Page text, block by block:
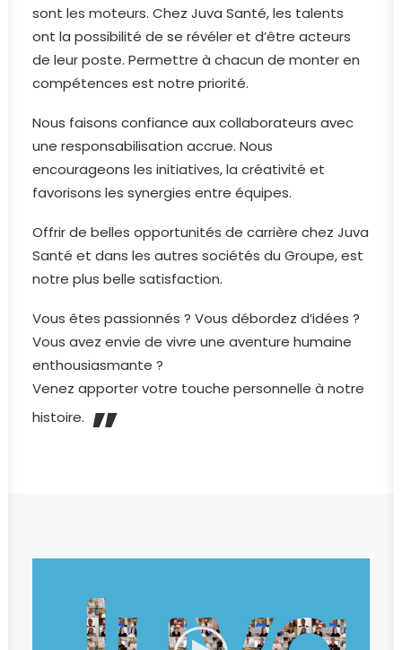
sont les moteurs. Chez Juva Santé, les talents
ont la possibilité de se révéler et d’être acteurs
de leur poste. Permettre à chacun de monter en
compétences est notre priorité.
Nous faisons confiance aux collaborateurs avec
une responsabilisation accrue. Nous
encourageons les initiatives, la créativité et
favorisons les synergies entre équipes.
Offrir de belles opportunités de carrière chez Juva
Santé et dans les autres sociétés du Groupe, est
notre plus belle satisfaction.
Vous êtes passionnés ? Vous débordez d’idées ?
Vous avez envie de vivre une aventure humaine
enthousiasmante ?
Venez apporter votre touche personnelle à notre
histoire. „